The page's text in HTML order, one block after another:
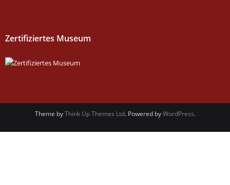
Zertifiziertes Museum
Theme byThink Up Themes Ltd. Powered byWordPress.